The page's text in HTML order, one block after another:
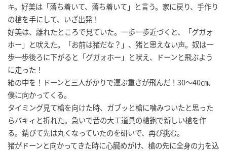
キ。好美は「落ち着いて、落ち着いて」と言う。家に戻り、手作り
の槍を手にして、いざ出発！
好美は、離れたところで見ていた。一歩一歩近づくと、「グガォ
ホー」と吠えた。「お前は猪だな？」、猪と思えない声。奴は一
歩一歩後ろに下がると「グガォホー」と吠え、ドーンと飛ぶよう
に走った！
箱の中を！ドーンと三人がかりで運ぶ重さが飛んだ！30～40㎝、
僕に向かってくる。
タイミング見て槍を向けた時、ガブッと槍に噛みついたと思った
らバキィと折れた。急いで昔の大工道具の槍鉋で新しい槍を作
る。錆びて先は丸くなっていたのを研いで、再び挑む。
猪がドーンと向かってきた時に心臓めがけ、槍の先に全身の力を込